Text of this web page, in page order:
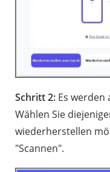
Schritt 2: Es werden
Wählen Sie
wiederherstellen
"Scannen".